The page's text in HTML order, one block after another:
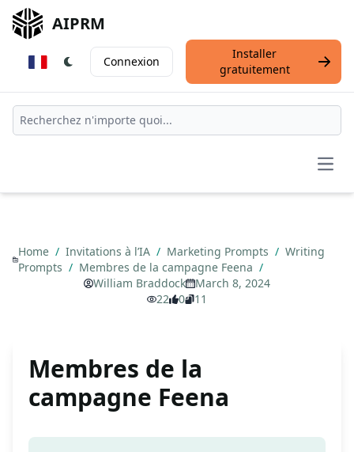
AIPRM
Connexion
Installer
gratuitement
Home / Invitations à l’IA / Marketing Prompts / Writing
Prompts / Membres de la campagne Feena /
William Braddock
March 8, 2024
22
0 11
Membres de la
campagne Feena